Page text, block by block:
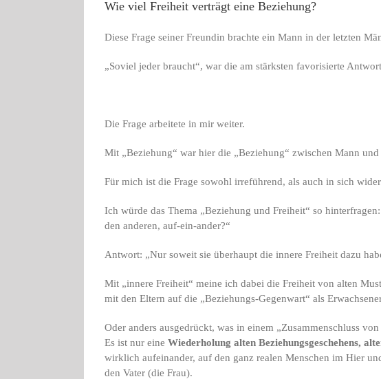
Wie viel Freiheit verträgt eine Beziehung?
Diese Frage seiner Freundin brachte ein Mann in der letzten
„Soviel jeder braucht“, war die am stärksten favorisierte
Die Frage arbeitete in mir weiter.
Mit „Beziehung“ war hier die „Beziehung“ zwischen Mann
Für mich ist die Frage sowohl irreführend, als auch in sich
Ich würde das Thema „Beziehung und Freiheit“ so
den anderen, auf-ein-ander?“
Antwort: „Nur soweit sie überhaupt die innere Freiheit dazu
Mit „innere Freiheit“ meine ich dabei die Freiheit von alten
mit den Eltern auf die „Beziehungs-Gegenwart“ als
Oder anders ausgedrückt, was in einem „Zusammenschluss
Es ist nur eine Wiederholung alten Beziehungsgeschehens,
wirklich aufeinander, auf den ganz realen Menschen im Hier
den Vater (die Frau).